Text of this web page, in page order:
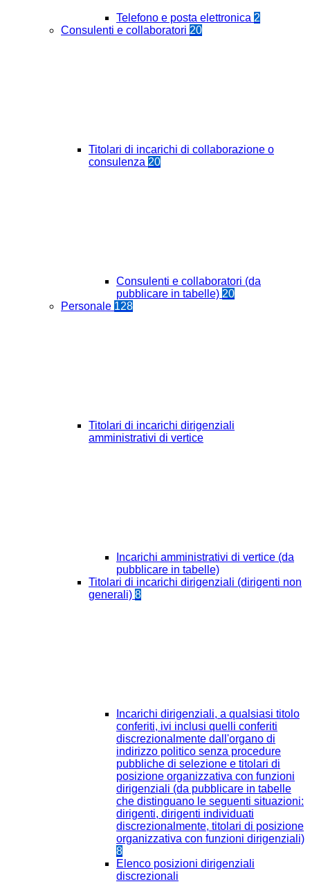
Telefono e posta elettronica 2
Consulenti e collaboratori 20
Titolari di incarichi di collaborazione o
consulenza 20
Consulenti e collaboratori (da
pubblicare in tabelle) 20
Personale 128
Titolari di incarichi dirigenziali
amministrativi di vertice
Incarichi amministrativi di vertice (da
pubblicare in tabelle)
Titolari di incarichi dirigenziali (dirigenti non
generali) 8
Incarichi dirigenziali, a qualsiasi titolo
conferiti, ivi inclusi quelli conferiti
discrezionalmente dall'organo di
indirizzo politico senza procedure
pubbliche di selezione e titolari di
posizione organizzativa con funzioni
dirigenziali (da pubblicare in tabelle
che distinguano le seguenti situazioni:
dirigenti, dirigenti individuati
discrezionalmente, titolari di posizione
organizzativa con funzioni dirigenziali)
8
Elenco posizioni dirigenziali
discrezionali